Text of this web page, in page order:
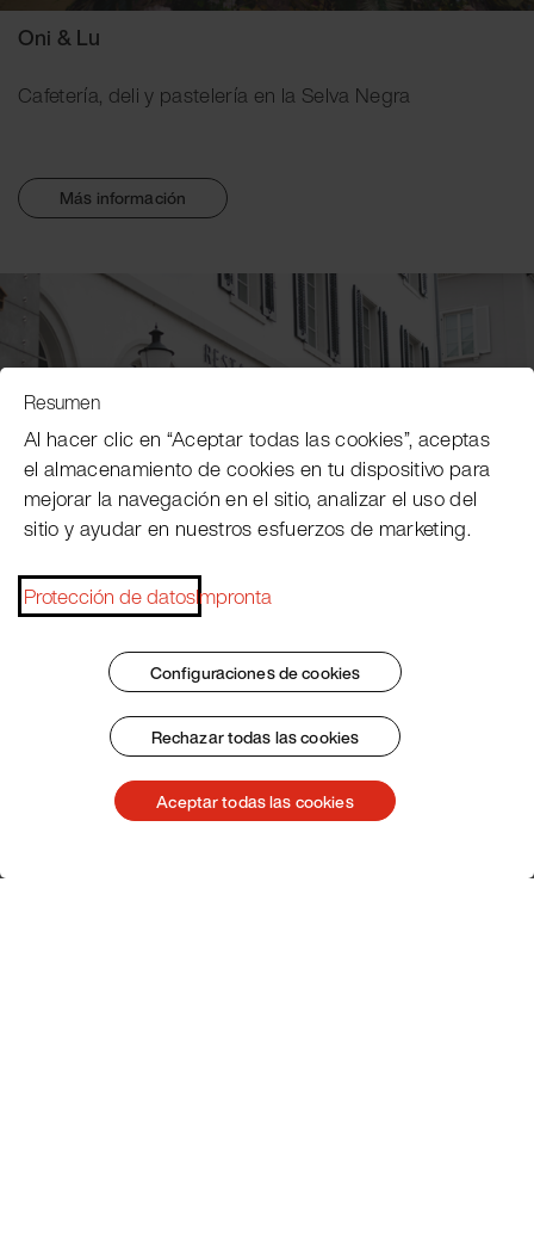
Oni & Lu
Cafetería, deli y pastelería en la Selva Negra
Más información
Plumbohm
Restaurante y catering
Más información
Resumen
Al hacer clic en “Aceptar todas las cookies”, aceptas
el almacenamiento de cookies en tu dispositivo para
mejorar la navegación en el sitio, analizar el uso del
sitio y ayudar en nuestros esfuerzos de marketing.
Protección de datosImpronta
Configuraciones de cookies
Rechazar todas las cookies
Aceptar todas las cookies